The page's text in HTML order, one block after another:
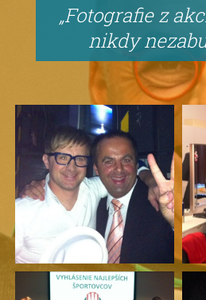
Fotografie z
nikdy